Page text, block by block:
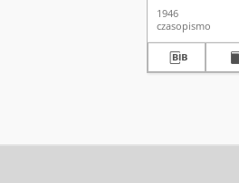
1946
czasopismo